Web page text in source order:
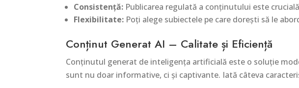
Consistență: Publicarea regulată a conținutului este
Flexibilitate: Poți alege subiectele pe care dorești să le
Conținut Generat AI – Calitate și Eficiență
Conținutul generat de inteligența artificială este o soluție
sunt nu doar informative, ci și captivante. Iată câteva